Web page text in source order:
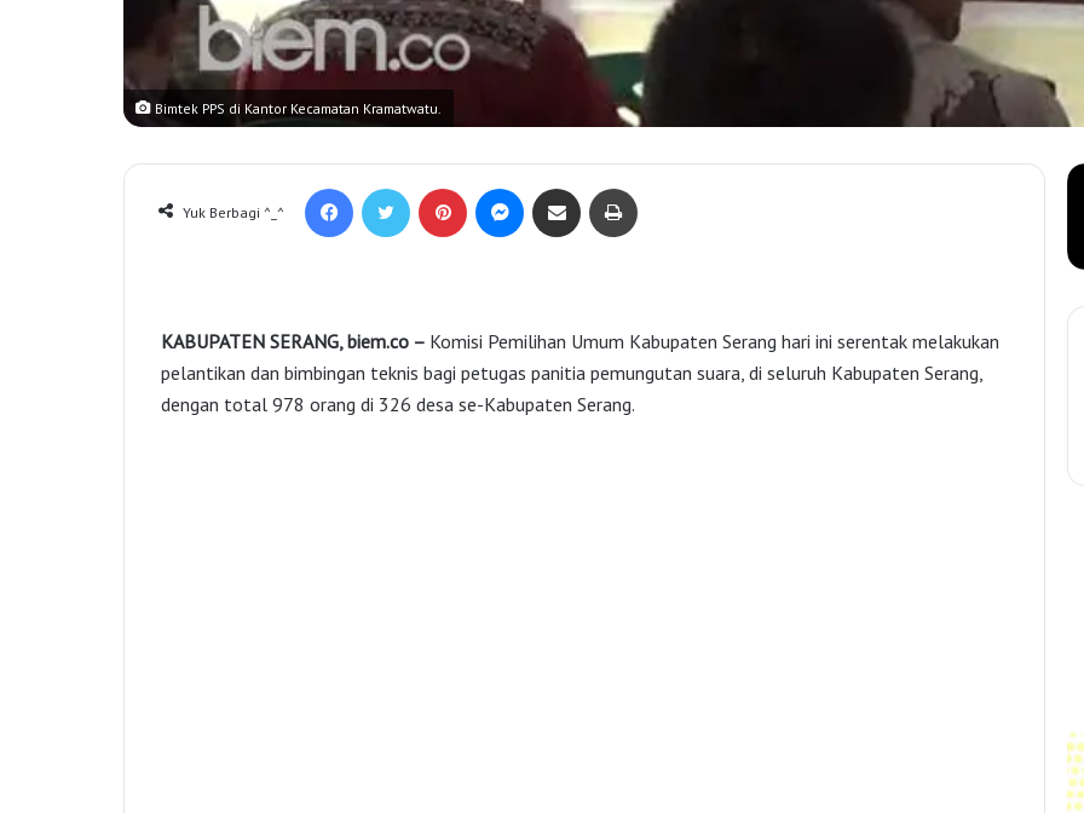
Bimtek PPS di Kantor Kecamatan Kramatwatu.
Yuk Berbagi ^_^
KABUPATEN SERANG, biem.co – Komisi Pemilihan Umum Kabupaten Serang hari ini serentak melakukan
pelantikan dan bimbingan teknis bagi petugas panitia pemungutan suara, di seluruh Kabupaten Serang,
dengan total 978 orang di 326 desa se-Kabupaten Serang.